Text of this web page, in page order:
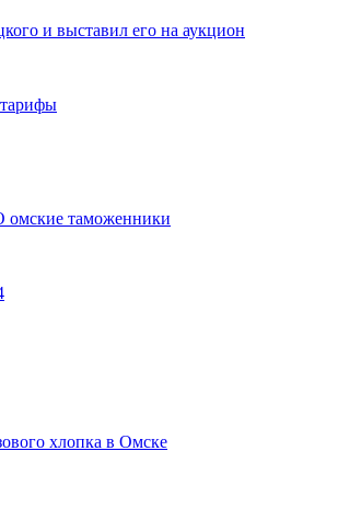
и выставил его на аукцион
омские таможенники
хлопка в Омске